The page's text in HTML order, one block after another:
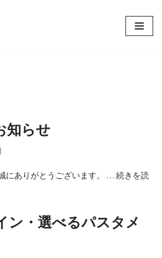
知らせ
にありがとうございます。 … 続きを読
ン・選べるパスタメ